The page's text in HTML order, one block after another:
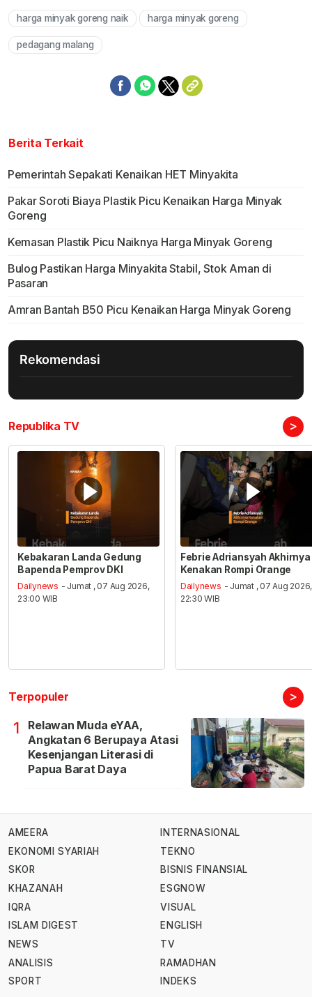
harga minyak goreng naik harga minyak goreng
pedagang malang
Berita Terkait
Pemerintah Sepakati Kenaikan HET Minyakita
Pakar Soroti Biaya Plastik Picu Kenaikan Harga Minyak
Goreng
Kemasan Plastik Picu Naiknya Harga Minyak Goreng
Bulog Pastikan Harga Minyakita Stabil, Stok Aman di
Pasaran
Amran Bantah B50 Picu Kenaikan Harga Minyak Goreng
Rekomendasi
Republika TV >
Kebakaran Landa Gedung
Bapenda Pemprov DKI
Dailynews - Jumat , 07 Aug 2026,
23:00 WIB
Febrie Adriansyah Akhirnya
Kenakan Rompi Orange
Dailynews - Jumat , 07 Aug 2026,
22:30 WIB
Terpopuler >
1
Relawan Muda eYAA,
Angkatan 6 Berupaya Atasi
Kesenjangan Literasi di
Papua Barat Daya
AMEERA
EKONOMI SYARIAH
SKOR
KHAZANAH
IQRA
ISLAM DIGEST
NEWS
ANALISIS
SPORT
INTERNASIONAL
TEKNO
BISNIS FINANSIAL
ESGNOW
VISUAL
ENGLISH
TV
RAMADHAN
INDEKS